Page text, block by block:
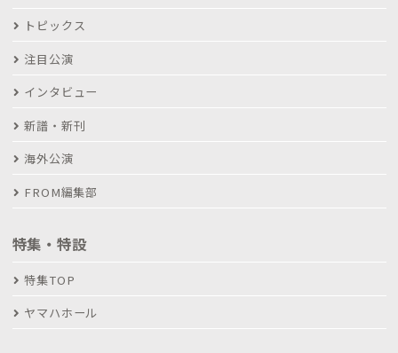
トピックス
注目公演
インタビュー
新譜・新刊
海外公演
FROM編集部
特集・特設
特集TOP
ヤマハホール